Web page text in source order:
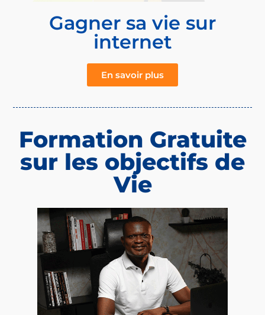
Gagner sa vie sur
internet
En savoir plus
Formation Gratuite
sur les objectifs de
Vie